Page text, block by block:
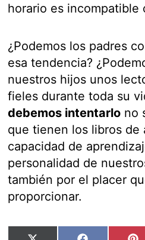
horario es
¿Podemos los padres
esa tendencia?
nuestros hijos unos
fieles durante toda su
debemos intentarlo no
que tienen los libros de
capacidad de
personalidad de
también por el placer
proporcionar.